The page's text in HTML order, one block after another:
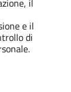
il
e il
di